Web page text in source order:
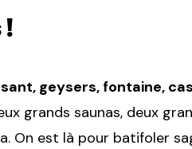
!
geysers, fontaine,
grands saunas, deux
On est là pour batifoler